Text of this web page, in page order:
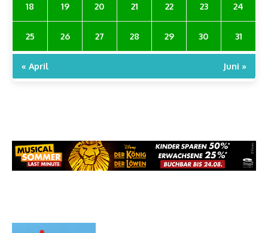
18 19 20 21 22 23 24
25 26 27 28 29 30 31
« April Juni »